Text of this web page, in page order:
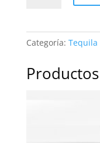
cantidad
Categoría: Tequila